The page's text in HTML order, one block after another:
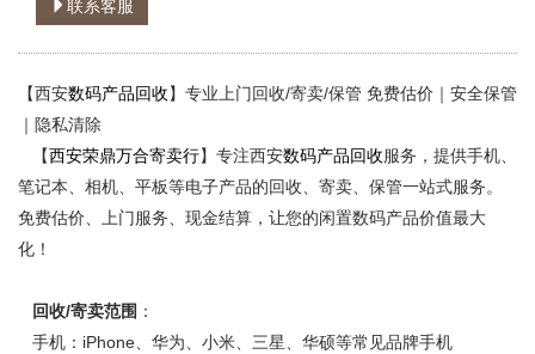
联系客服
【西安数码产品回收】专业上门回收/寄卖/保管 免费估价｜安全保管
｜隐私清除
【西安荣鼎万合寄卖行】专注西安数码产品回收服务，提供手机、
笔记本、相机、平板等电子产品的回收、寄卖、保管一站式服务。
免费估价、上门服务、现金结算，让您的闲置数码产品价值最大
化！
回收/寄卖范围 ：
手机：iPhone、华为、小米、三星、华硕等常见品牌手机